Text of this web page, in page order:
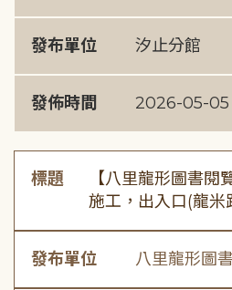
發布單位 汐止分館
發佈時間 2026-05-05
標題
【八里龍形圖書閱
施工，出入口(龍米
發布單位 八里龍形圖